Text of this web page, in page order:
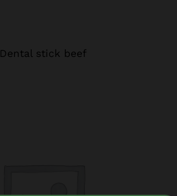
Dental stick beef